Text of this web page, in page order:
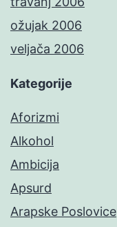
ožujak 2006
veljača 2006
Kategorije
Aforizmi
Alkohol
Ambicija
Apsurd
Arapske Poslovice